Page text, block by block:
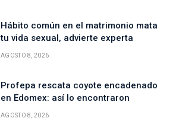
Hábito común en el matrimonio mata
tu vida sexual, advierte experta
AGOSTO 8, 2026
Profepa rescata coyote encadenado
en Edomex: así lo encontraron
AGOSTO 8, 2026